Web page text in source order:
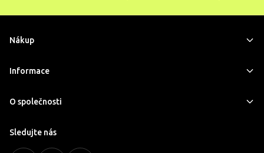
Nákup
Informace
O společnosti
Sledujte nás